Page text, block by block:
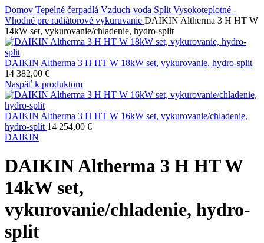
Domov Tepelné čerpadlá Vzduch-voda Split Vysokoteplotné -
Vhodné pre radiátorové vykuruvanie DAIKIN Altherma 3 H HT W
14kW set, vykurovanie/chladenie, hydro-split
DAIKIN Altherma 3 H HT W 18kW set, vykurovanie, hydro-split
14 382,00 €
Naspäť k produktom
DAIKIN Altherma 3 H HT W 16kW set, vykurovanie/chladenie,
hydro-split 14 254,00 €
DAIKIN
DAIKIN Altherma 3 H HT W
14kW set,
vykurovanie/chladenie, hydro-
split